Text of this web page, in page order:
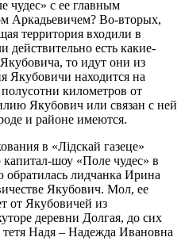
чудес» с ее главным
Аркадьевичем? Во-вторых,
территория входили в
действительно есть какие-
то идут они из
Якубовичи находится на
километров от
Якубович или связан с ней
и районе имеются.
в «Лідскай газеце»
капитал-шоу «Поле чудес» в
лидчанка Ирина
Якубович. Мол, ее
от Якубовичей из
деревни Долгая, до сих
тетя Надя – Надежда Ивановна